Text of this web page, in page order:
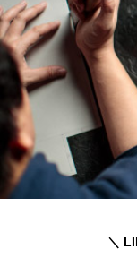
＼